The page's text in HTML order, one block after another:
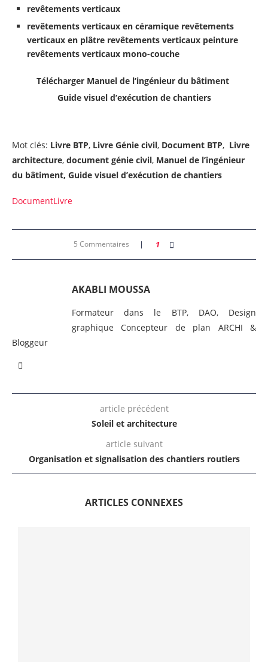
revêtements verticaux
revêtements verticaux en céramique revêtements
verticaux en plâtre revêtements verticaux peinture
revêtements verticaux mono-couche
Télécharger Manuel de l’ingénieur du bâtiment
Guide visuel d’exécution de chantiers
Mot clés: Livre BTP, Livre Génie civil, Document BTP, Livre
architecture, document génie civil, Manuel de l’ingénieur
du bâtiment, Guide visuel d’exécution de chantiers
DocumentLivre
5 Commentaires 1
AKABLI MOUSSA
Formateur dans le BTP, DAO, Design
graphique Concepteur de plan ARCHI &
Bloggeur
article précédent
Soleil et architecture
article suivant
Organisation et signalisation des chantiers routiers
ARTICLES CONNEXES